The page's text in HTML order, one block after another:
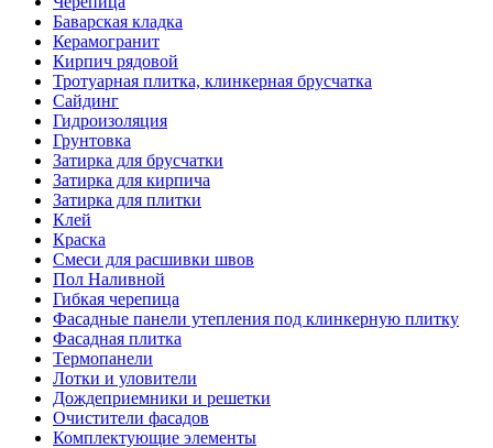
Баварская кладка
Керамогранит
Кирпич рядовой
Тротуарная плитка, клинкерная брусчатка
Сайдинг
Гидроизоляция
Грунтовка
Затирка для брусчатки
Затирка для кирпича
Затирка для плитки
Клей
Краска
Смеси для расшивки швов
Пол Наливной
Гибкая черепица
Фасадные панели утепления под клинкерную плитку
Фасадная плитка
Термопанели
Лотки и уловители
Дождеприемники и решетки
Очистители фасадов
Комплектующие элементы